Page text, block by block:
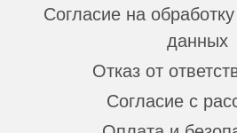
Согласие на
данных
Отказ от
Согласие с